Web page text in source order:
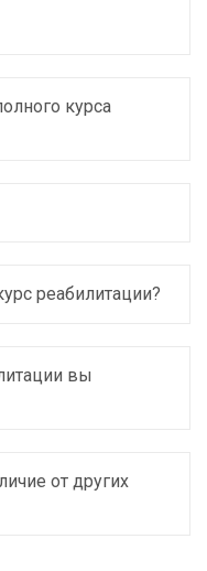
курса
реабилитации?
вы
от других